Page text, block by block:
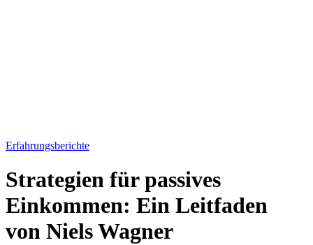
Erfahrungsberichte
Strategien für passives
Einkommen: Ein Leitfaden
von Niels Wagner